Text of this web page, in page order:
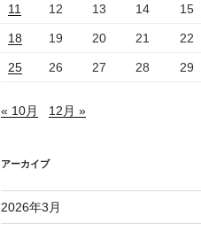
11 12 13 14 15
18 19 20 21 22
25 26 27 28 29
« 10月 12月 »
アーカイブ
2026年3月